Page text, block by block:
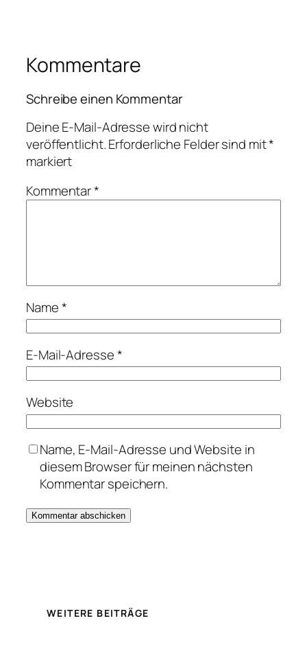
Kommentare
Schreibe einen Kommentar
Deine E-Mail-Adresse wird nicht
veröffentlicht.Erforderliche Felder sind mit*
markiert
Kommentar*
Name*
E-Mail-Adresse*
Website
Name, E-Mail-Adresse und Website in
diesem Browser für meinen nächsten
Kommentar speichern.
WEITERE BEITRÄGE